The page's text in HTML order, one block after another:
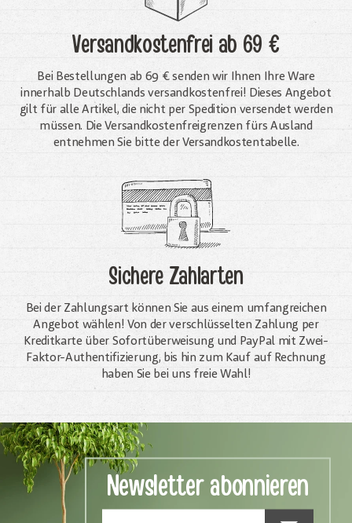
Versandkostenfreiab 69 €
Bei Bestellungen ab 69 € senden wir Ihnen Ihre Ware
innerhalb Deutschlands versandkostenfrei! Dieses Angebot
gilt für alle Artikel, die nicht per Spedition versendet werden
müssen. Die Versandkosten­freigrenzen fürs Ausland
entnehmen Sie bitte der Versandkostentabelle.
Sichere Zahlarten
Bei der Zahlungsart können Sie aus einem umfangreichen
Angebot wählen! Von der verschlüsselten Zahlung per
Kreditkarte über Sofortüberweisung und PayPal mit Zwei-
Faktor-Authentifizierung, bis hin zum Kauf auf Rechnung
haben Sie bei uns freie Wahl!
Newsletter abonnieren